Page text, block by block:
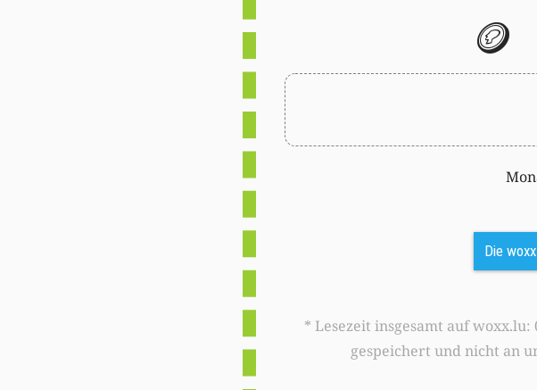
🪙
Die
* Lesezeit insgesamt auf woxx.lu: 0 Minute. Diese Daten werden nur in Ihrem Browser
gespeichert und nicht an